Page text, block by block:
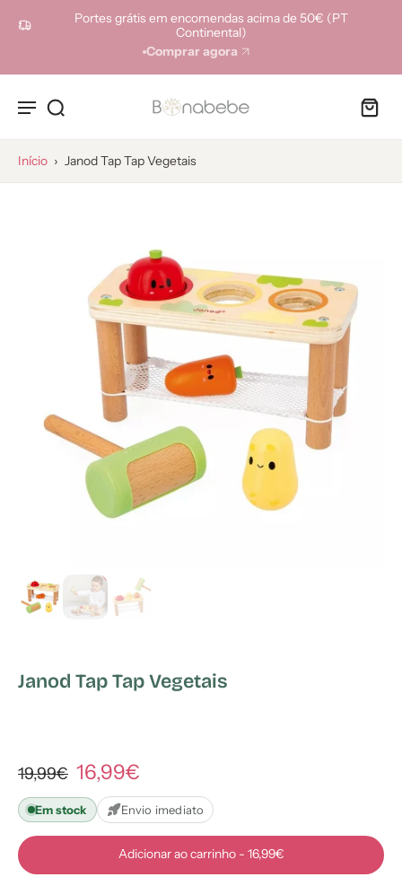
Portes grátis em encomendas acima de 50€ (PT
Continental)
Comprar agora
Início › Janod Tap Tap Vegetais
Janod Tap Tap Vegetais
19,99€ 16,99€
Em stock Envio imediato
Adicionar ao carrinho - 16,99€